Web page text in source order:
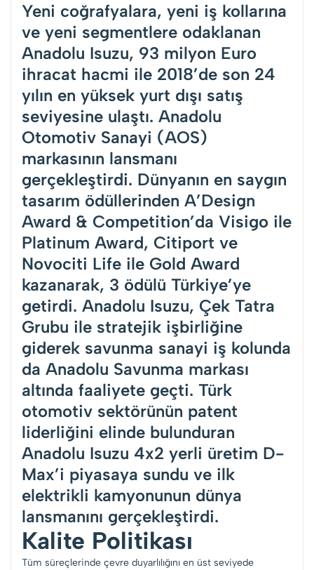
Yeni coğrafyalara, yeni iş kollarına
ve yeni segmentlere odaklanan
Anadolu Isuzu, 93 milyon Euro
ihracat hacmi ile 2018’de son 24
yılın en yüksek yurt dışı satış
seviyesine ulaştı. Anadolu
Otomotiv Sanayi (AOS)
markasının lansmanı
gerçekleştirdi. Dünyanın en saygın
tasarım ödüllerinden A’Design
Award & Competition’da Visigo ile
Platinum Award, Citiport ve
Novociti Life ile Gold Award
kazanarak, 3 ödülü Türkiye’ye
getirdi. Anadolu Isuzu, Çek Tatra
Grubu ile stratejik işbirliğine
giderek savunma sanayi iş kolunda
da Anadolu Savunma markası
altında faaliyete geçti. Türk
otomotiv sektörünün patent
liderliğini elinde bulunduran
Anadolu Isuzu 4x2 yerli üretim D-
Max’i piyasaya sundu ve ilk
elektrikli kamyonunun dünya
lansmanını gerçekleştirdi.
Kalite Politikası
Tüm süreçlerinde çevre duyarlılığını en üst seviyede